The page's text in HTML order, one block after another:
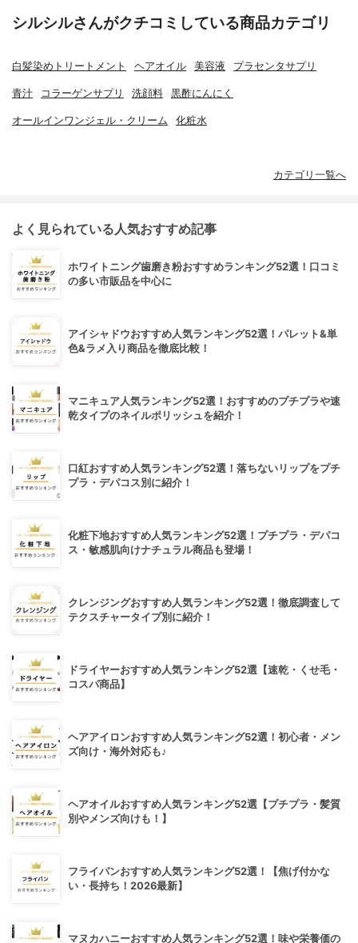
シルシルさんがクチコミしている商品カテゴリ
白髪染めトリートメント ヘアオイル 美容液 プラセンタサプリ
青汁 コラーゲンサプリ 洗顔料 黒酢にんにく
オールインワンジェル・クリーム 化粧水
カテゴリ一覧へ
よく見られている人気おすすめ記事
ホワイトニング歯磨き粉おすすめランキング52選！口コミ
の多い市販品を中心に
アイシャドウおすすめ人気ランキング52選！パレット&単
色&ラメ入り商品を徹底比較！
マニキュア人気ランキング52選！おすすめのプチプラや速
乾タイプのネイルポリッシュを紹介！
口紅おすすめ人気ランキング52選！落ちないリップをプチ
プラ・デパコス別に紹介！
化粧下地おすすめ人気ランキング52選！プチプラ・デパコ
ス・敏感肌向けナチュラル商品も登場！
クレンジングおすすめ人気ランキング52選！徹底調査して
テクスチャータイプ別に紹介！
ドライヤーおすすめ人気ランキング52選【速乾・くせ毛・
コスパ商品】
ヘアアイロンおすすめ人気ランキング52選！初心者・メン
ズ向け・海外対応も♪
ヘアオイルおすすめ人気ランキング52選【プチプラ・髪質
別やメンズ向けも！】
フライパンおすすめ人気ランキング52選！【焦げ付かな
い・長持ち！2026最新】
マヌカハニーおすすめ人気ランキング52選！味や栄養価の